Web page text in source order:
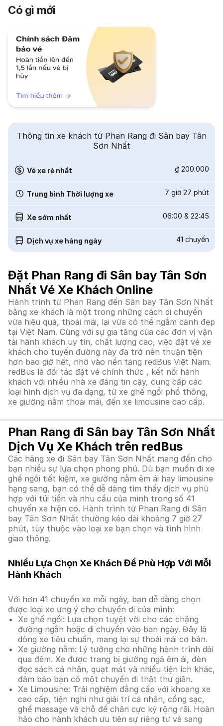
Có gì mới
Thông tin xe khách từ Phan Rang đi Sân bay Tân
Sơn Nhất
Vé xe rẻ nhất ₫ 200.000
Trung bình Thời lượng xe 7 giờ 27 phút
Xe sớm nhất 06:00 & 22:45
Dịch vụ xe hàng ngày 41 chuyến
Đặt Phan Rang đi Sân bay Tân Sơn
Nhất Vé Xe Khách Online
Hành trình từ Phan Rang đến Sân bay Tân Sơn Nhất
bằng xe khách là một trong những cách di chuyển
vừa hiệu quả, thoải mái, lại vừa có thể ngắm cảnh đẹp
tại Việt Nam. Cùng với sự gia tăng của các đơn vị vận
tải hành khách uy tín, chất lượng cao, việc đặt vé xe
khách cho tuyến đường này đã trở nên thuận tiện
hơn bao giờ hết, nhờ vào nền tảng redBus Việt Nam.
redBus là đối tác đặt vé chính thức , kết nối hành
khách với nhiều nhà xe đáng tin cậy, cung cấp các
loại hình dịch vụ đa dạng, từ xe ghế ngồi phổ thông,
xe giường nằm thoải mái, đến xe limousine cao cấp.
Phan Rang đi Sân bay Tân Sơn Nhất
Dịch Vụ Xe Khách trên redBus
Các hãng xe đi Sân bay Tân Sơn Nhất mang đến cho
bạn nhiều sự lựa chọn phong phú. Dù bạn muốn đi xe
ghế ngồi tiết kiệm, xe giường nằm êm ái hay limousine
hạng sang, bạn có thể dễ dàng tìm thấy dịch vụ phù
hợp với túi tiền và nhu cầu của mình trong số 41
chuyến xe hiện có. Hành trình từ Phan Rang đi Sân
bay Tân Sơn Nhất thường kéo dài khoảng 7 giờ 27
phút, tùy thuộc vào loại xe bạn chọn và tình hình
giao thông.
Nhiều Lựa Chọn Xe Khách Để Phù Hợp Với Mỗi
Hành Khách
Với hơn 41 chuyến xe mỗi ngày, bạn dễ dàng chọn
được loại xe ưng ý cho chuyến đi của mình:
Xe ghế ngồi: Lựa chọn tuyệt vời cho các chặng
đường ngắn hoặc di chuyển vào ban ngày. Đây là
dòng xe tiêu chuẩn, mang lại sự thoải mái cơ bản.
Xe giường nằm: Lý tưởng cho những hành trình dài
qua đêm. Xe được trang bị giường ngả êm ái, đèn
đọc sách cá nhân, quạt mát và nhiều tiện ích khác,
đảm bảo bạn có một chuyến đi thật thư giãn.
Xe Limousine: Trải nghiệm đẳng cấp với khoang xe
cao cấp, tiện nghi như giải trí cá nhân, cổng sạc,
ghế massage và chỗ để chân cực kỳ rộng rãi. Hoàn
hảo cho hành khách ưu tiên sự riêng tư và sang